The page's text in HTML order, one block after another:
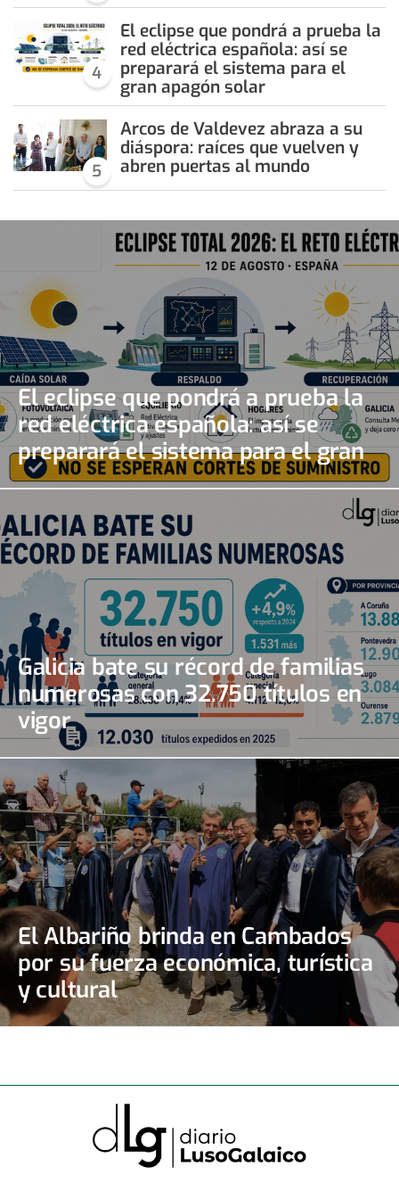
4
El eclipse que pondrá a prueba la
red eléctrica española: así se
preparará el sistema para el
gran apagón solar
5
Arcos de Valdevez abraza a su
diáspora: raíces que vuelven y
abren puertas al mundo
El eclipse que pondrá a prueba la
red eléctrica española: así se
preparará el sistema para el gran
apagón solar
Galicia bate su récord de familias
numerosas con 32.750 títulos en
vigor
El Albariño brinda en Cambados
por su fuerza económica, turística
y cultural